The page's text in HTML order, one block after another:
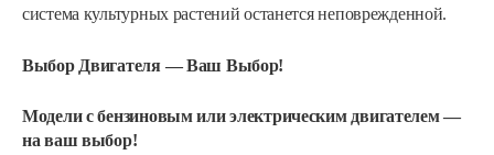
система культурных растений останется неповрежденной.
Выбор Двигателя — Ваш Выбор!
Модели с бензиновым или электрическим двигателем —
на ваш выбор!